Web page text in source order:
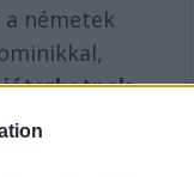
a németek
játszhatnak.